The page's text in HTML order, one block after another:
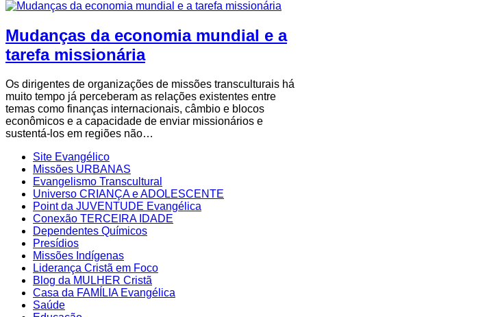
Mudanças da economia mundial e a
tarefa missionária
Os dirigentes de organizações de missões transculturais há
muito tempo já perceberam as relações existentes entre
temas como finanças internacionais, câmbio e blocos
econômicos e a capacidade de enviar missionários e
sustentá-los em regiões não…
Site Evangélico
Missões URBANAS
Evangelismo Transcultural
Universo CRIANÇA e ADOLESCENTE
Point da JUVENTUDE Evangélica
Conexão TERCEIRA IDADE
Dependentes Químicos
Presídios
Missões Indígenas
Liderança Cristã em Foco
Blog da MULHER Cristã
Casa da FAMÍLIA Evangélica
Saúde